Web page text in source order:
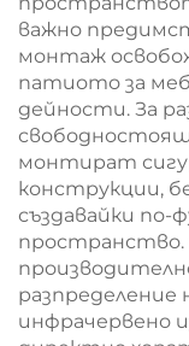
важно
монтаж
патиото за
дейности. За
монтират
конструкции,
създавайки
разпределение
инфрачервено